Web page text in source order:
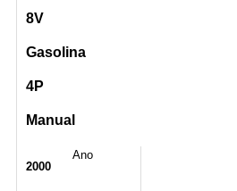
8V
Gasolina
4P
Manual
Ano
2000